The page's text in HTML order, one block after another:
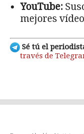
YouTube:
mejores
Sé tú el
través de